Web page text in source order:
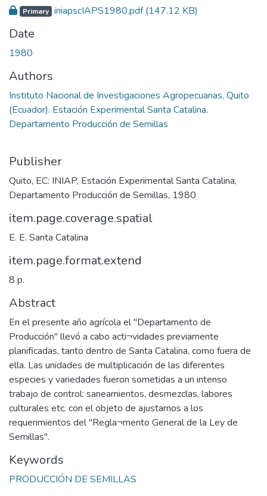
Primary iniapscIAPS1980.pdf(147.12 KB)
Date
1980
Authors
Instituto Nacional de Investigaciones Agropecuarias, Quito
(Ecuador). Estación Experimental Santa Catalina.
Departamento Producción de Semillas
Publisher
Quito, EC: INIAP, Estación Experimental Santa Catalina,
Departamento Producción de Semillas, 1980
item.page.coverage.spatial
E. E. Santa Catalina
item.page.format.extend
8 p.
Abstract
En el presente año agrícola el "Departamento de
Producción" llevó a cabo acti¬vidades previamente
planificadas, tanto dentro de Santa Catalina, como fuera de
ella. Las unidades de multiplicación de las diferentes
especies y variedades fueron sometidas a un intenso
trabajo de control: saneamientos, desmezclas, labores
culturales etc. con el objeto de ajustarnos a los
requerimientos del "Regla¬mento General de la Ley de
Semillas".
Keywords
PRODUCCIÓN DE SEMILLAS